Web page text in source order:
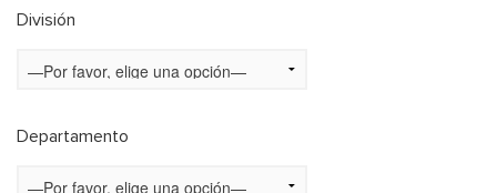
División
Departamento